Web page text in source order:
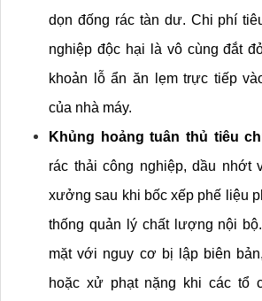
dọn đống rác tàn dư. Chi phí
nghiệp độc hại là vô cùng đắt
khoản lỗ ẩn ăn lẹm trực tiếp
của nhà máy.
Khủng hoảng tuân thủ tiêu
rác thải công nghiệp, dầu nhớt
xưởng sau khi bốc xếp phế liệu
thống quản lý chất lượng nội
mặt với nguy cơ bị lập biên
hoặc xử phạt nặng khi các tổ